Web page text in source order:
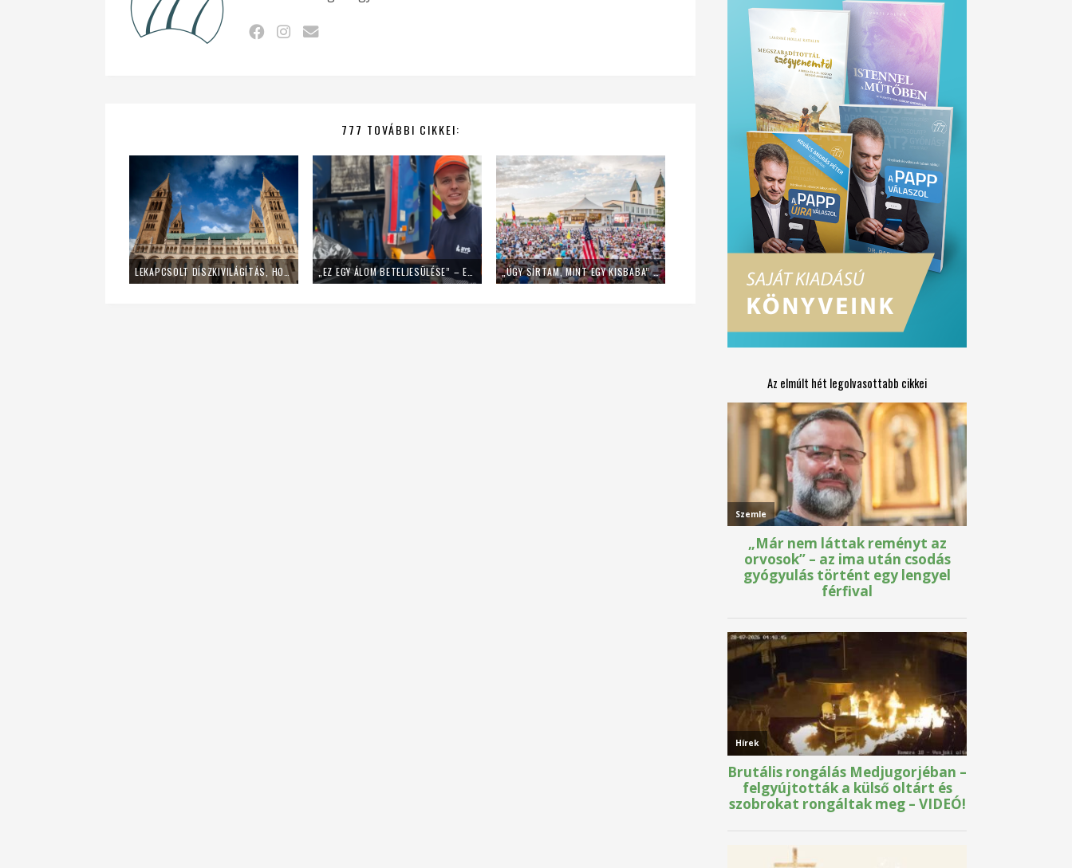
777 TOVÁBBI CIKKEI:
LEKAPCSOLT DÍSZKIVILÁGÍTÁS, HOME OFFICE – ÍGY SPÓROL AZ ENERGIÁVAL A PÉCSI EGYHÁZMEGYE „EZ EGY ÁLOM BETELJESÜLÉSE” – EGY NAPIG KUKÁSNAK ÁLLT EGY LENGYEL PAP „ÚGY SÍRTAM, MINT EGY KISBABA” – FIATALOK A MLADIFESTRŐL
Az elmúlt hét legolvasottabb cikkei